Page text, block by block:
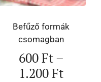
Befűző formák
csomagban
600Ft–
1.200Ft